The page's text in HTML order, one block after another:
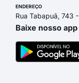
ENDEREÇO
Rua Tabapuã, 743
Baixe nosso app